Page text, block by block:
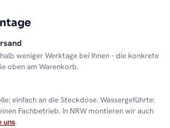
weniger Werktage bei Ihnen – die konkrete
oben am Warenkorb.
einfach an die Steckdose. Wassergeführte:
Fachbetrieb. In NRW montieren wir auch
uns.